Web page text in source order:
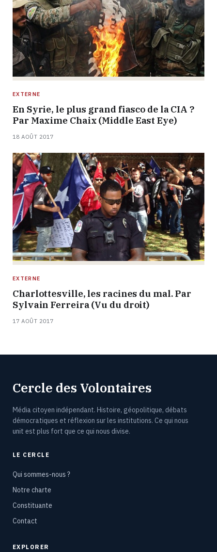
EXTERNE
En Syrie, le plus grand fiasco de la CIA ?
Par Maxime Chaix (Middle East Eye)
18 AOÛT 2017
EXTERNE
Charlottesville, les racines du mal. Par
Sylvain Ferreira (Vu du droit)
17 AOÛT 2017
Cercle des Volontaires
Média citoyen indépendant. Histoire, géopolitique, débats
démocratiques et réflexion sur les institutions. Ce qui nous
unit est plus fort que ce qui nous divise.
LE CERCLE
Qui sommes-nous ?
Notre charte
Constituante
Contact
EXPLORER